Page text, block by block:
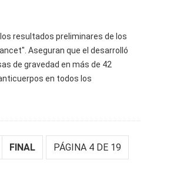
resultados preliminares de los
Aseguran que el desarrolló
de gravedad en más de 42
en todos los
PÁGINA 4 DE 19
FINAL